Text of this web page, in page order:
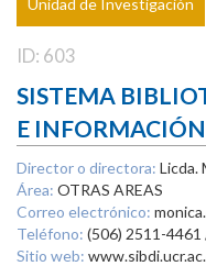
Unidad de Investigación
ID: 603
SISTEMA
E INFORMACIÓN
Director o directora: Licda.
Área: OTRAS AREAS
Correo electrónico:
Teléfono: (506) 2511-
Sitio web: